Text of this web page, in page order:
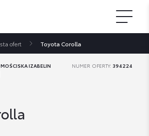
ofert Toyota Corolla
IZABELIN NUMER OFERTY:394224